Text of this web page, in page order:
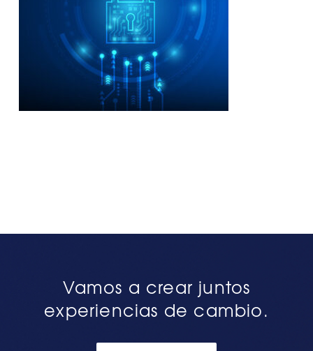
Vamos a crear juntos
experiencias de cambio.